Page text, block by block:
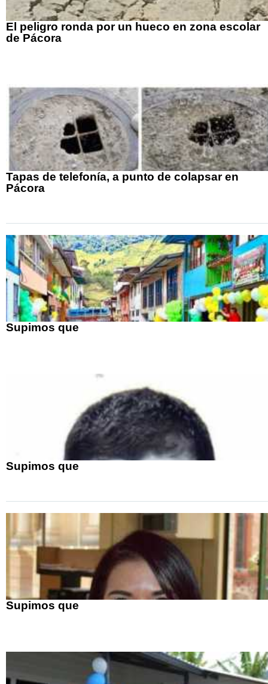
El peligro ronda por un hueco en zona escolar
de Pácora
Tapas de telefonía, a punto de colapsar en
Pácora
Supimos que
Supimos que
Supimos que